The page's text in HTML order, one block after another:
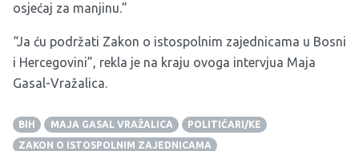
osjećaj za manjinu.”
“Ja ću podržati Zakon o istospolnim zajednicama u Bosni
i Hercegovini”, rekla je na kraju ovoga intervjua Maja
Gasal-Vražalica.
BIH MAJA GASAL VRAŽALICA
POLITIČARI/KE
ZAKON O ISTOSPOLNIM ZAJEDNICAMA